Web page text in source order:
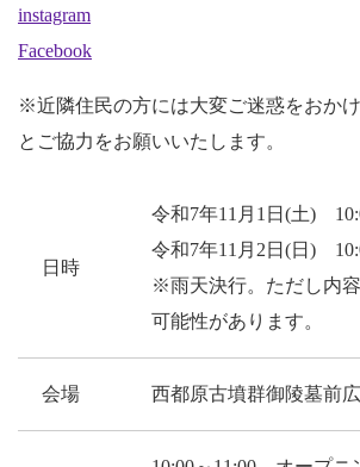
instagram
Facebook
※近隣住民の方には大変ご迷惑をおか
とご協力をお願いいたします。
日時
令和7年11月1日(土)
令和7年11月2日(日)
※雨天決行。ただし内
可能性があります。
会場 西都原古墳群御陵墓前